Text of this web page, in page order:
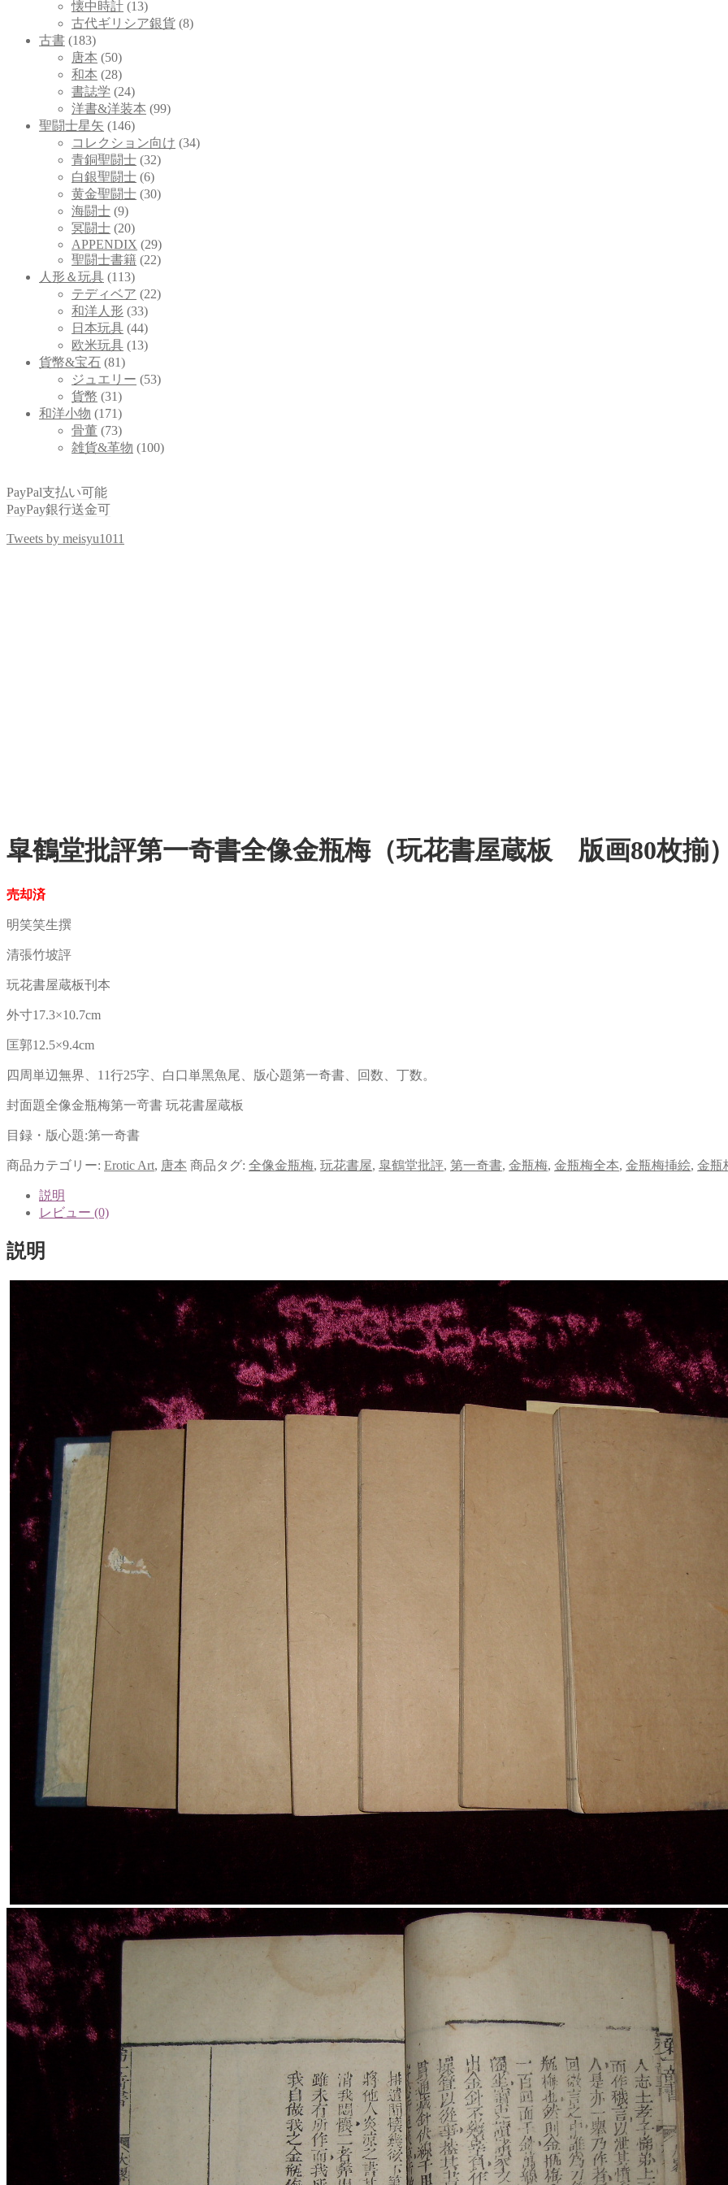
懐中時計 (13)
古代ギリシア銀貨 (8)
古書 (183)
唐本 (50)
和本 (28)
書誌学 (24)
洋書&洋装本 (99)
聖闘士星矢 (146)
コレクション向け (34)
青銅聖闘士 (32)
白銀聖闘士 (6)
黄金聖闘士 (30)
海闘士 (9)
冥闘士 (20)
APPENDIX (29)
聖闘士書籍 (22)
人形＆玩具 (113)
テディベア (22)
和洋人形 (33)
日本玩具 (44)
欧米玩具 (13)
貨幣&宝石 (81)
ジュエリー (53)
貨幣 (31)
和洋小物 (171)
骨董 (73)
雑貨&革物 (100)
PayPal支払い可能
PayPay銀行送金可
Tweets by meisyu1011
皐鶴堂批評第一奇書全像金瓶梅（玩花書屋蔵板 版画80枚揃
売却済
明笑笑生撰
清張竹坡評
玩花書屋蔵板刊本
外寸17.3×10.7cm
匡郭12.5×9.4cm
四周単辺無界、11行25字、白口単黑魚尾、版心題第一奇書、回数、丁数。
封面題全像金瓶梅第一竒書 玩花書屋蔵板
目録・版心題:第一奇書
商品カテゴリー: Erotic Art, 唐本 商品タグ: 全像金瓶梅, 玩花書屋, 皐鶴堂批評, 第一奇書, 金瓶梅, 金瓶梅全本, 金瓶梅挿絵, 金瓶
説明
レビュー (0)
説明